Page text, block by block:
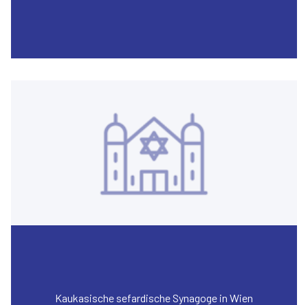
Kaukasische sefardische Synagoge in Wien